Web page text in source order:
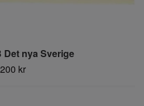
Det nya Sverige
200 kr